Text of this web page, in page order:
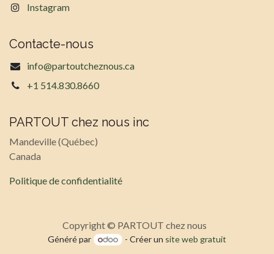
Instagram
Contacte-nous
info@partoutcheznous.ca
+1 514.830.8660
PARTOUT chez nous inc
Mandeville (Québec)
Canada
Politique de confidentialité
Copyright © PARTOUT chez nous
Généré par - Créer un site web gratuit